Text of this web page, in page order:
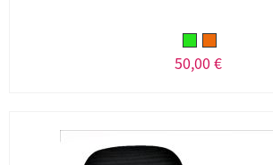
50,00 €